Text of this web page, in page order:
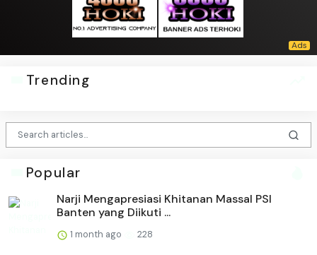
Trending
Popular
Narji Mengapresiasi Khitanan Massal PSI
Banten yang Diikuti ...
1 month ago 228